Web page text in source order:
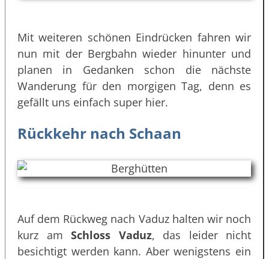
Mit weiteren schönen Eindrücken fahren wir
nun mit der Bergbahn wieder hinunter und
planen in Gedanken schon die nächste
Wanderung für den morgigen Tag, denn es
gefällt uns einfach super hier.
Rückkehr nach Schaan
Auf dem Rückweg nach Vaduz halten wir noch
kurz am Schloss Vaduz, das leider nicht
besichtigt werden kann. Aber wenigstens ein